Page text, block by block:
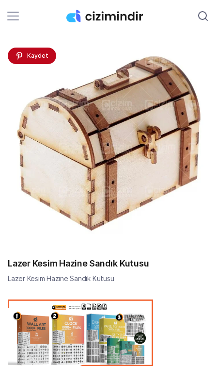
Kaydet
Lazer Kesim Hazine Sandık Kutusu
Lazer Kesim Hazine Sandık Kutusu